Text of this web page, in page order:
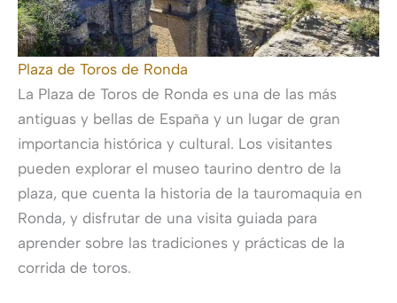
Plaza de Toros de Ronda
La Plaza de Toros de Ronda es una de las más
antiguas y bellas de España y un lugar de gran
importancia histórica y cultural. Los visitantes
pueden explorar el museo taurino dentro de la
plaza, que cuenta la historia de la tauromaquia en
Ronda, y disfrutar de una visita guiada para
aprender sobre las tradiciones y prácticas de la
corrida de toros.